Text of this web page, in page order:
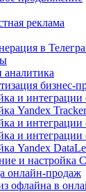
реклама
в
аналитика
бизнес-
и интеграции
Yandex
и интеграции
и интеграции
Yandex
и настройка
онлайн-продаж
офлайна в